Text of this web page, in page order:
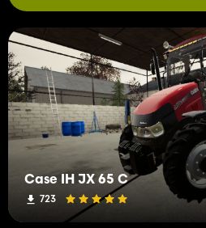
Case IH JX 65 C
723